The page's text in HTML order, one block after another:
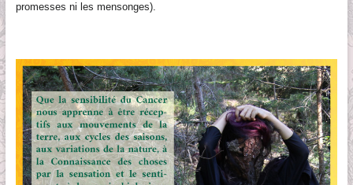
promesses ni les mensonges).